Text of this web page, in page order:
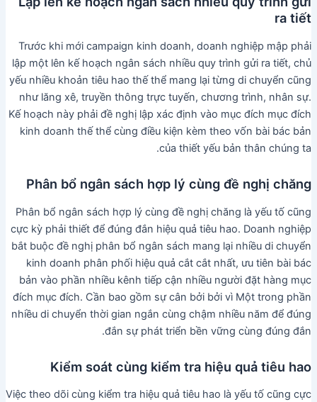
ra tiết
Trước khi mới campaign kinh doanh, doanh nghiệp mập phải
lập một lên kế hoạch ngân sách nhiều quy trình gửi ra tiết, chủ
yếu nhiều khoản tiêu hao thế thể mang lại từng di chuyển cũng
như lăng xê, truyền thông trực tuyến, chương trình, nhân sự.
Kế hoạch này phải đề nghị lập xác định vào mục đích mục đích
kinh doanh thế thể cùng điều kiện kèm theo vốn bài bác bản
của thiết yếu bản thân chúng ta.
Phân bổ ngân sách hợp lý cùng đề nghị chăng
Phân bổ ngân sách hợp lý cùng đề nghị chăng là yếu tố cũng
cực kỳ phải thiết để đúng đắn hiệu quả tiêu hao. Doanh nghiệp
bắt buộc đề nghị phân bổ ngân sách mang lại nhiều di chuyển
kinh doanh phân phối hiệu quả cắt cắt nhất, ưu tiên bài bác
bản vào phần nhiều kênh tiếp cận nhiều người đặt hàng mục
đích mục đích. Cần bao gồm sự cân bởi bởi vì Một trong phần
nhiều di chuyển thời gian ngắn cùng chậm nhiều năm để đúng
đắn sự phát triển bền vững cùng đúng đắn.
Kiểm soát cùng kiểm tra hiệu quả tiêu hao
Việc theo dõi cùng kiểm tra hiệu quả tiêu hao là yếu tố cũng cực